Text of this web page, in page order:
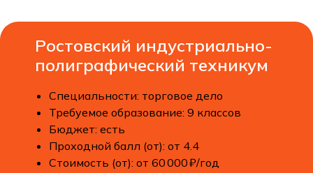
Ростовский индустриально-
полиграфический техникум
Специальности: торговое дело
Требуемое образование: 9 классов
Бюджет: есть
Проходной балл (от): от 4.4
Стоимость (от): от 60 000 ₽/год